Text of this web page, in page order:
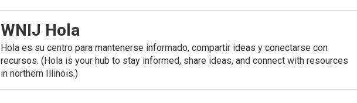
WNIJ Hola
Hola es su centro para mantenerse informado, compartir ideas y conectarse con
recursos. (Hola is your hub to stay informed, share ideas, and connect with resources
in northern Illinois.)